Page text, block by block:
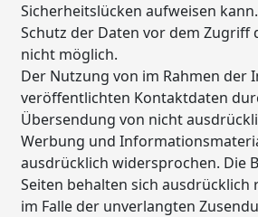
Sicherheitslücken aufweisen
Schutz der Daten vor dem Zugriff
nicht möglich.
Der Nutzung von im Rahmen der
veröffentlichten Kontaktdaten
Übersendung von nicht
Werbung und
ausdrücklich widersprochen. Die
Seiten behalten sich ausdrücklich
im Falle der unverlangten